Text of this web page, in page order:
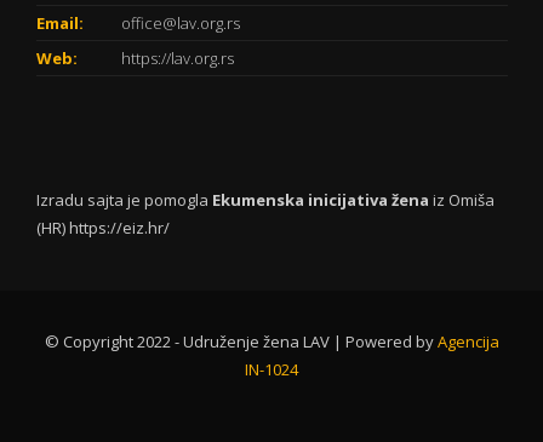
Email:
office@lav.org.rs
Web:
https://lav.org.rs
Izradu sajta je pomogla Ekumenska inicijativa žena iz Omiša
(HR)https://eiz.hr/
© Copyright 2022 - Udruženje žena LAV | Powered byAgencija
IN-1024